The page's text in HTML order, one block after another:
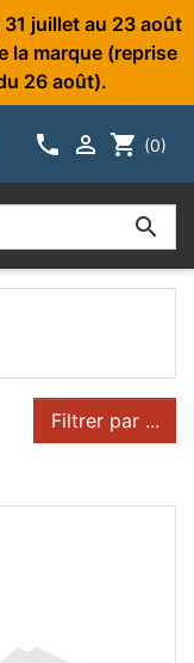
31 juillet au 23 août
la marque (reprise
26 août).
  shopping_cart (0)

Filtrer par ...